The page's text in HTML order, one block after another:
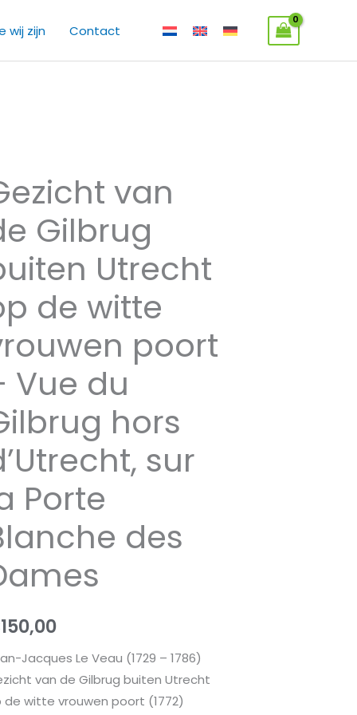
wij zijn Contact
van
Gilbrug
Utrecht
de witte
poort
Vue du
hors
sur
Porte
des
150,00
Jacques Le Veau (1729 – 1786)
van de Gilbrug buiten Utrecht
de witte vrouwen poort (1772)